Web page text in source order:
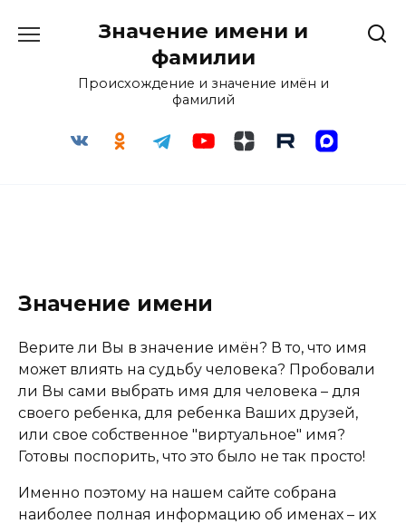
Значение имени и
фамилии
Происхождение и значение имён и
фамилий
Значение имени
Верите ли Вы в значение имён? В то, что имя
может влиять на судьбу человека? Пробовали
ли Вы сами выбрать имя для человека – для
своего ребенка, для ребенка Ваших друзей,
или свое собственное "виртуальное" имя?
Готовы поспорить, что это было не так просто!
Именно поэтому на нашем сайте собрана
наиболее полная информацию об именах – их